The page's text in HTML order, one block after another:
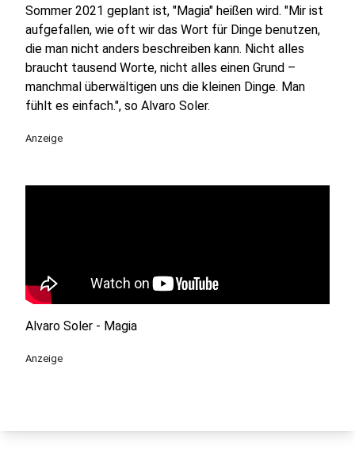
Sommer 2021 geplant ist, "Magia" heißen wird. "Mir ist
aufgefallen, wie oft wir das Wort für Dinge benutzen,
die man nicht anders beschreiben kann. Nicht alles
braucht tausend Worte, nicht alles einen Grund –
manchmal überwältigen uns die kleinen Dinge. Man
fühlt es einfach.", so Alvaro Soler.
Anzeige
Alvaro Soler - Magia
Anzeige